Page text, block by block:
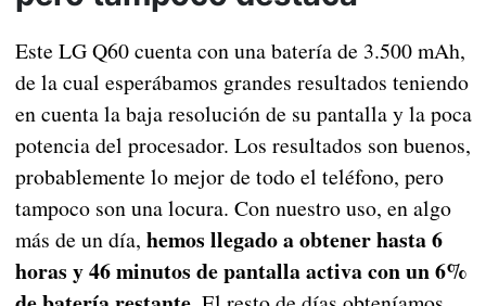
Este LG Q60 cuenta con una batería de 3.500 mAh,
de la cual esperábamos grandes resultados teniendo
en cuenta la baja resolución de su pantalla y la poca
potencia del procesador. Los resultados son buenos,
probablemente lo mejor de todo el teléfono, pero
tampoco son una locura. Con nuestro uso, en algo
más de un día, hemos llegado a obtener hasta 6
horas y 46 minutos de pantalla activa con un 6%